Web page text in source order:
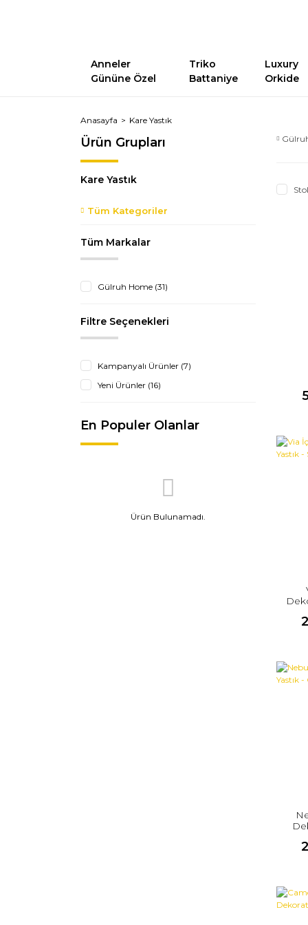
Anneler
Gününe Özel
Triko
Battaniye
Luxury
Orkide
Anasayfa Kare Yastık
Ürün Grupları
Kare Yastık
Tüm Kategoriler
Tüm Markalar
Gülruh Home (31)
Filtre Seçenekleri
Kampanyalı Ürünler (7)
Yeni Ürünler (16)
En Populer Olanlar
Ürün Bulunamadı.